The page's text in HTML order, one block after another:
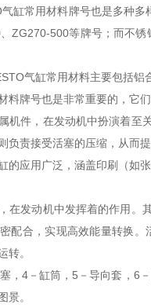
缸常用材料牌号也是多种
ZG270-500等牌号；而不
气缸常用材料主要包括
料牌号也是非常重要的，它
机件，在发动机中扮演着至
负责接受活塞的压缩，从而
的应用广泛，涵盖印刷（如
在发动机中发挥着的作用。
配合，实现高效能量转换
转。
，4－缸筒，5－导向套，6
景。